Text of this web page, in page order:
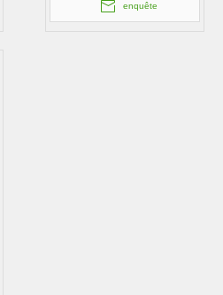
enquête